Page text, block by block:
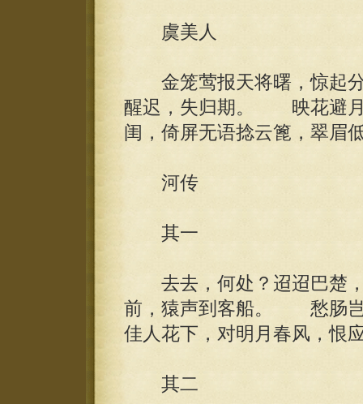
虞美人
金笼莺报天将曙，惊起分
醒迟，失归期。 映花避月
闺，倚屏无语捻云篦，翠眉
河传
其一
去去，何处？迢迢巴楚，
前，猿声到客船。 愁肠岂
佳人花下，对明月春风，恨
其二